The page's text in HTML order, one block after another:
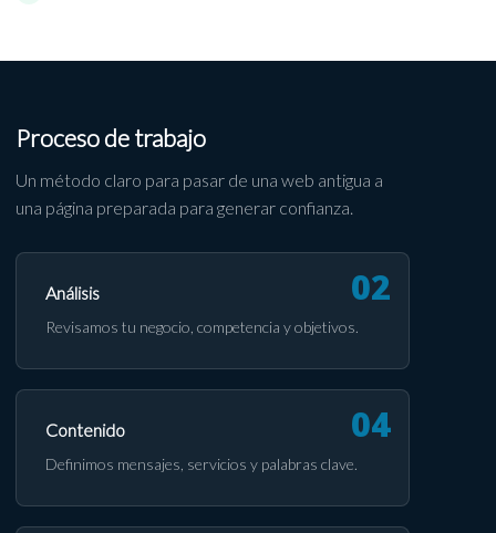
Proceso de trabajo
Un método claro para pasar de una web antigua a
una página preparada para generar confianza.
Análisis
Revisamos tu negocio, competencia y objetivos.
Contenido
Definimos mensajes, servicios y palabras clave.